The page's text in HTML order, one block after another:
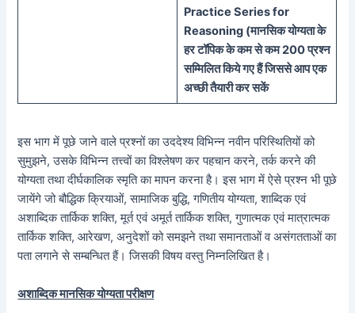
Practice Seriesfor
Reasoning (मानसिकयोग्यता के
हर टॉपिक के कम से कम 200 प्रश्न
सम्मिलित किये गए हैं जिससे आप एक
अच्छी तैयारी कर सकें
इस भाग में पूछे जाने वाले प्रश्नों का उददेश्य विभिन्न नवीन परिस्थितियों को
सुमुझने, उसके विभिन्न तत्त्वों का विश्लेषण कर पहचान करने, तर्क करने की
योग्यता तथा दीर्घकालिक स्मृति का मापन करना है। इस भाग में ऐसे प्रश्न भी पूछे
जायेंगे जो बौद्धिक क्रियाओं, सामाजिक बुद्धि, गणितीय योग्यता, शाब्दिक एवं
अशाब्दिक तार्किक शक्ति, मूर्त एवं अमूर्त तार्किक शक्ति, गुणात्मक एवं मात्रात्मक
तार्किक शक्ति, आरेखण, अनुदेशों को समझने तथा समानताओं व असंगतताओं का
पता लगाने से सम्बन्धित हैं। जिसकी विषय वस्तु निम्नलिखित है।
अशाब्दिक मानसिक योग्यता परीक्षण